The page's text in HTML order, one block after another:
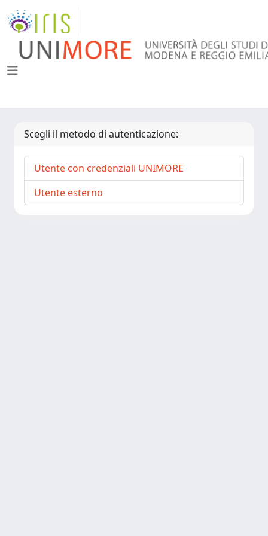
Scegli il metodo di autenticazione:
Utente con credenziali UNIMORE
Utente esterno